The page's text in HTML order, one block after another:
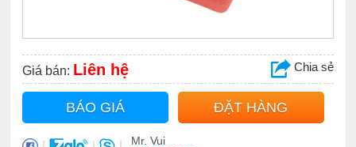
Giá bán: Liên hệ Chia sẻ
BÁO GIÁ ĐẶT HÀNG
Mr. Vui